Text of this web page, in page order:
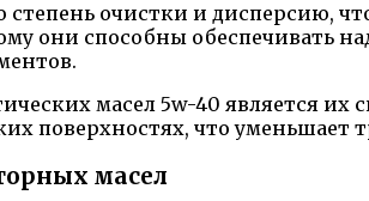
очистки и дисперсию,
они способны обеспечивать
масел 5w-40 является их
поверхностях, что уменьшает
масел